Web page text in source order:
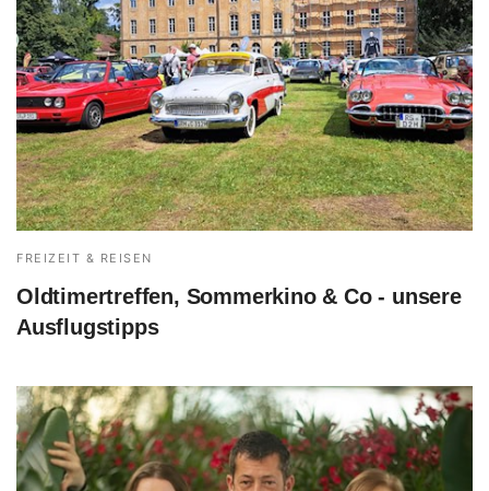
FREIZEIT & REISEN
Oldtimertreffen, Sommerkino & Co - unsere
Ausflugstipps